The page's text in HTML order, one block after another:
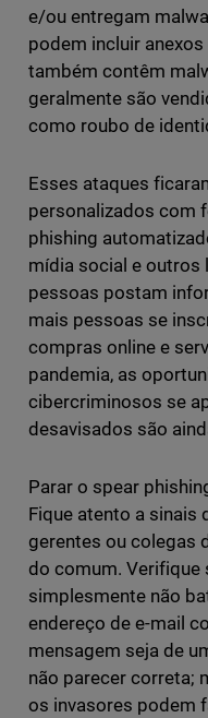
e/ou entregam
podem incluir
também contêm
geralmente são
como roubo de
Esses ataques
personalizados com
phishing
mídia social e outros
pessoas postam
mais pessoas se
compras online e
pandemia, as
cibercriminosos se
desavisados são
Parar o spear
Fique atento a sinais
gerentes ou colegas
do comum. Verifique
simplesmente não
endereço de e-mail
mensagem seja de
não parecer correta;
os invasores podem